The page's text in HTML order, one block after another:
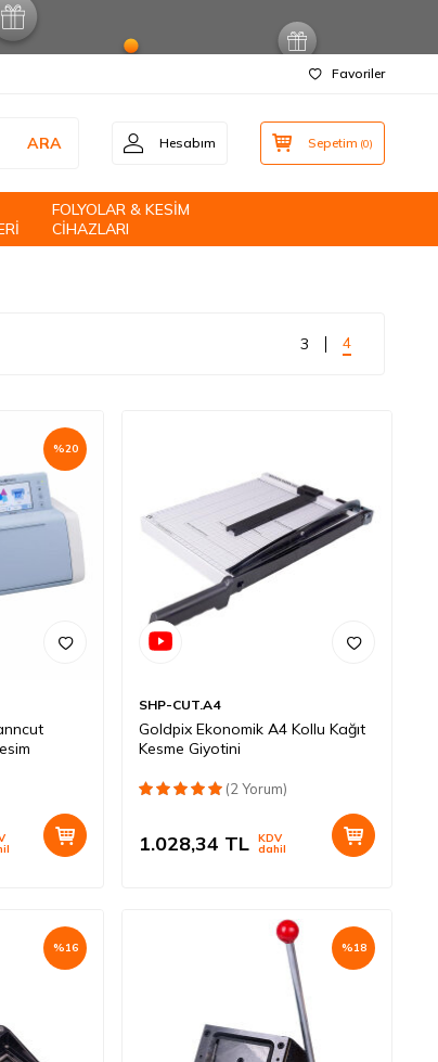
Favoriler
ARA Hesabım Sepetim (0)
FOLYOLAR & KESİM
CİHAZLARI
3 4
%20
SHP-CUT.A4
Goldpix Ekonomik A4 Kollu Kağıt
Kesme Giyotini
(2 Yorum)
1.028,34 TL KDV
dahil
%16 %18